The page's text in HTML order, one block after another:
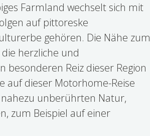
Farmland wechselt sich mit
auf pittoreske
gehören. Die Nähe zum
herzliche und
Reiz dieser Region
auf dieser Motorhome-Reise
unberührten Natur,
zum Beispiel auf einer